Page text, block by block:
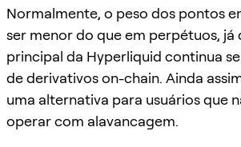
Normalmente, o peso dos pontos
ser menor do que em perpétuos,
principal da Hyperliquid continua
de derivativos on-chain. Ainda
uma alternativa para usuários que
operar com alavancagem.